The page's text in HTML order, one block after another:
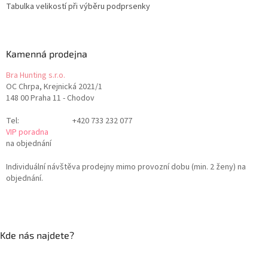
Tabulka velikostí při výběru podprsenky
Kamenná prodejna
Bra Hunting s.r.o.
OC Chrpa, Krejnická 2021/1
148 00 Praha 11 - Chodov
Tel:
+420 733 232 077
VIP poradna
na objednání
Individuální návštěva prodejny mimo provozní dobu (min. 2 ženy) na
objednání.
Kde nás najdete?